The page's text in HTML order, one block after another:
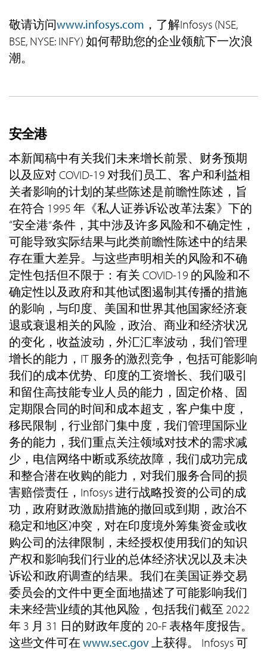
敬请访问www.infosys.com ，了解Infosys (NSE,
BSE, NYSE: INFY) 如何帮助您的企业领航下一次浪
潮。
安全港
本新闻稿中有关我们未来增长前景、财务预期
以及应对 COVID-19 对我们员工、客户和利益相
关者影响的计划的某些陈述是前瞻性陈述，旨
在符合 1995 年《私人证券诉讼改革法案》下的
“安全港”条件，其中涉及许多风险和不确定性，
可能导致实际结果与此类前瞻性陈述中的结果
存在重大差异。与这些声明相关的风险和不确
定性包括但不限于：有关 COVID-19 的风险和不
确定性以及政府和其他试图遏制其传播的措施
的影响，与印度、美国和世界其他国家经济衰
退或衰退相关的风险，政治、商业和经济状况
的变化，收益波动，外汇汇率波动，我们管理
增长的能力，IT 服务的激烈竞争，包括可能影响
我们的成本优势、印度的工资增长、我们吸引
和留住高技能专业人员的能力，固定价格、固
定期限合同的时间和成本超支，客户集中度，
移民限制，行业部门集中度，我们管理国际业
务的能力，我们重点关注领域对技术的需求减
少，电信网络中断或系统故障，我们成功完成
和整合潜在收购的能力，对我们服务合同的损
害赔偿责任，Infosys 进行战略投资的公司的成
功，政府财政激励措施的撤回或到期，政治不
稳定和地区冲突，对在印度境外筹集资金或收
购公司的法律限制，未经授权使用我们的知识
产权和影响我们行业的总体经济状况以及未决
诉讼和政府调查的结果。我们在美国证券交易
委员会的文件中更全面地描述了可能影响我们
未来经营业绩的其他风险，包括我们截至 2022
年 3 月 31 日的财政年度的 20-F 表格年度报告。
这些文件可在 www.sec.gov上获得。 Infosys 可